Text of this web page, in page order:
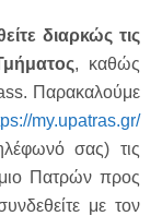
διαρκώς τις
, καθώς
Παρακαλούμε
my.upatras.gr/
σας) τις
Πατρών προς
με τον